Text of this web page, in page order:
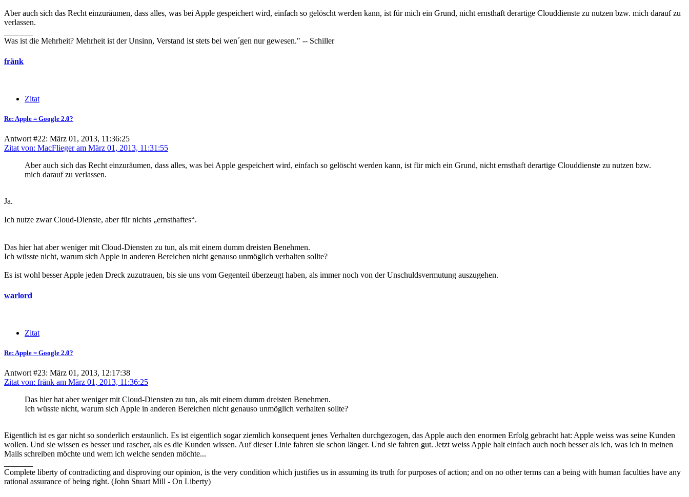
Aber auch sich das Recht einzuräumen, dass alles, was bei Apple gespeichert wird, einfach so gelöscht werden kann, ist für mich ein Grund, nicht ernsthaft derartige Clouddienste zu nutzen bzw. mich darauf zu
verlassen.
Was ist die Mehrheit? Mehrheit ist der Unsinn, Verstand ist stets bei wen´gen nur gewesen." -- Schiller
fränk
Zitat
Re: Apple = Google 2.0?
Antwort #22: März 01, 2013, 11:36:25
Zitat von: MacFlieger am März 01, 2013, 11:31:55
Aber auch sich das Recht einzuräumen, dass alles, was bei Apple gespeichert wird, einfach so gelöscht werden kann, ist für mich ein Grund, nicht ernsthaft derartige Clouddienste zu nutzen bzw.
mich darauf zu verlassen.
Ja.
Ich nutze zwar Cloud-Dienste, aber für nichts „ernsthaftes“.
Das hier hat aber weniger mit Cloud-Diensten zu tun, als mit einem dumm dreisten Benehmen.
Ich wüsste nicht, warum sich Apple in anderen Bereichen nicht genauso unmöglich verhalten sollte?
Es ist wohl besser Apple jeden Dreck zuzutrauen, bis sie uns vom Gegenteil überzeugt haben, als immer noch von der Unschuldsvermutung auszugehen.
warlord
Zitat
Re: Apple = Google 2.0?
Antwort #23: März 01, 2013, 12:17:38
Zitat von: fränk am März 01, 2013, 11:36:25
Das hier hat aber weniger mit Cloud-Diensten zu tun, als mit einem dumm dreisten Benehmen.
Ich wüsste nicht, warum sich Apple in anderen Bereichen nicht genauso unmöglich verhalten sollte?
Eigentlich ist es gar nicht so sonderlich erstaunlich. Es ist eigentlich sogar ziemlich konsequent jenes Verhalten durchgezogen, das Apple auch den enormen Erfolg gebracht hat: Apple weiss was seine Kunden
wollen. Und sie wissen es besser und rascher, als es die Kunden wissen. Auf dieser Linie fahren sie schon länger. Und sie fahren gut. Jetzt weiss Apple halt einfach auch noch besser als ich, was ich in meinen
Mails schreiben möchte und wem ich welche senden möchte...
Complete liberty of contradicting and disproving our opinion, is the very condition which justifies us in assuming its truth for purposes of action; and on no other terms can a being with human faculties have any
rational assurance of being right. (John Stuart Mill - On Liberty)